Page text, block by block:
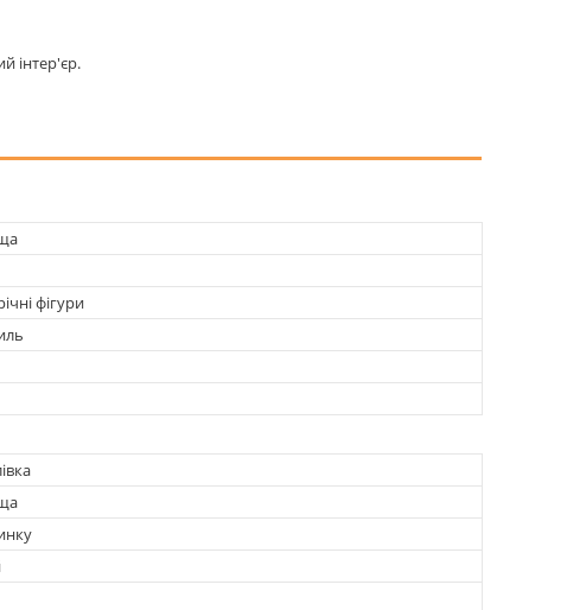
інтер'єр.
фігури